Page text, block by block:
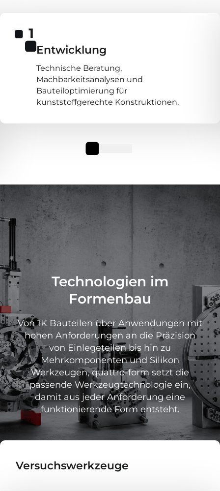
Entwicklung
Technische Beratung,
Machbarkeitsanalysen und
Bauteiloptimierung für
kunststoffgerechte Konstruktionen.
Technologien im
Formenbau
Von 1K Bauteilen über Anwendungen mit
hohen Anforderungen an die Präzision
von Einlegeteilen bis hin zu
Mehrkomponenten und Silikon
Werkzeugen, quattro-form setzt die
passende Werkzeugtechnologie ein,
damit aus jeder Anforderung eine
funktionierende Form entsteht.
Versuchswerkzeuge